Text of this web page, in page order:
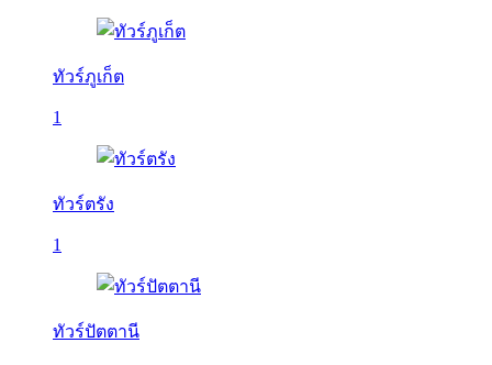
ทัวร์ภูเก็ต
1
ทัวร์ตรัง
1
ทัวร์ปัตตานี